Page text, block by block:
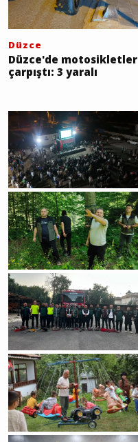
Düzce
Düzce'de motosikletler
çarpıştı: 3 yaralı